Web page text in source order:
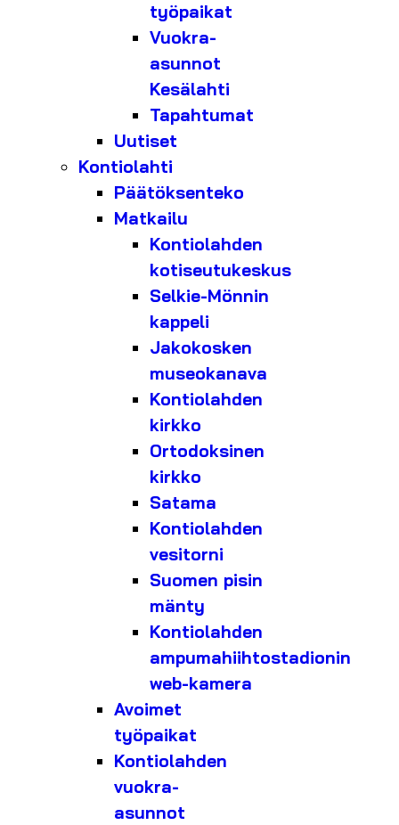
työpaikat
Vuokra-
asunnot
Kesälahti
Tapahtumat
Uutiset
Kontiolahti
Päätöksenteko
Matkailu
Kontiolahden
kotiseutukeskus
Selkie-Mönnin
kappeli
Jakokosken
museokanava
Kontiolahden
kirkko
Ortodoksinen
kirkko
Satama
Kontiolahden
vesitorni
Suomen pisin
mänty
Kontiolahden
ampumahiihtostadionin
web-kamera
Avoimet
työpaikat
Kontiolahden
vuokra-
asunnot